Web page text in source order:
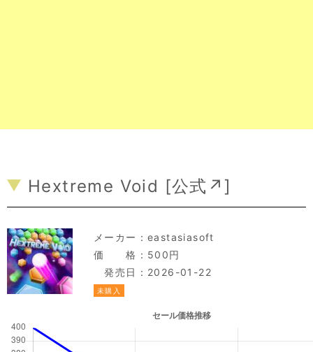
Hextreme Void [公式↗]
メーカー： eastasiasoft
価 格：500円
発売日：2026-01-22
未購入